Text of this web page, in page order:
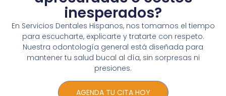
inesperados?
En Servicios Dentales Hispanos, nos tomamos el tiempo
para escucharte, explicarte y tratarte con respeto.
Nuestra odontología general está diseñada para
mantener tu salud bucal al día, sin sorpresas ni
presiones.
AGENDA TU CITA HOY